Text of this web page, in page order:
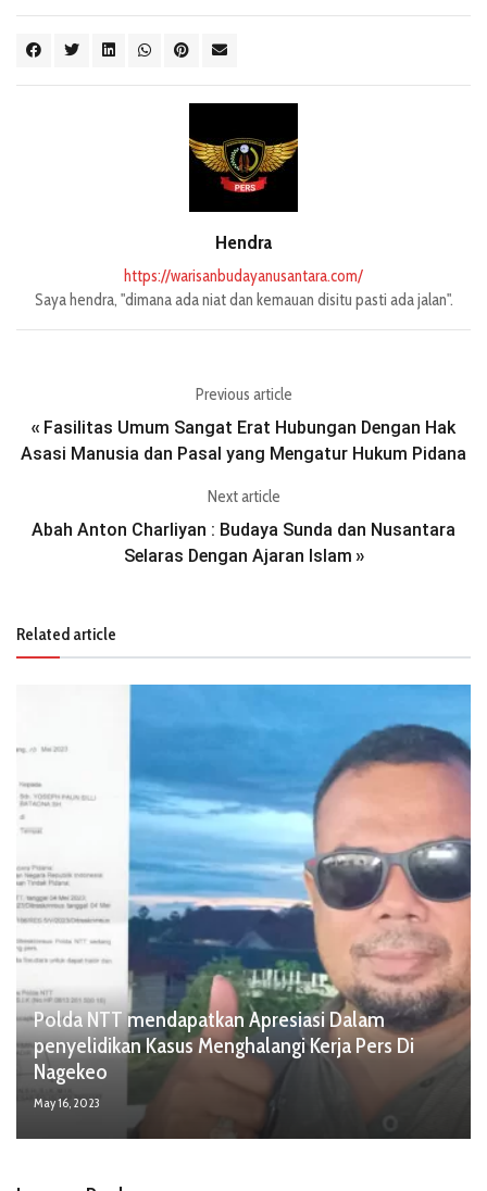
Hendra
https://warisanbudayanusantara.com/
Saya hendra, "dimana ada niat dan kemauan disitu pasti ada jalan".
Previous article
« Fasilitas Umum Sangat Erat Hubungan Dengan Hak
Asasi Manusia dan Pasal yang Mengatur Hukum Pidana
Next article
Abah Anton Charliyan : Budaya Sunda dan Nusantara
Selaras Dengan Ajaran Islam »
Related article
Polda NTT mendapatkan Apresiasi Dalam
penyelidikan Kasus Menghalangi Kerja Pers Di
Nagekeo
May 16, 2023